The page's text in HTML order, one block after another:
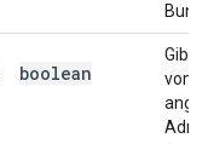
boolean
Gibt
vom